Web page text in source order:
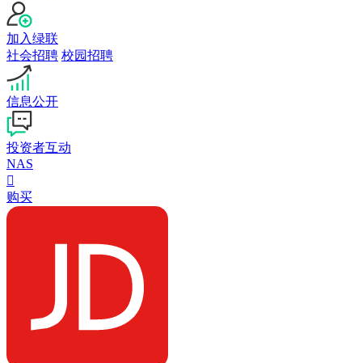
加入绿联
社会招聘 校园招聘
信息公开
投资者互动
NAS

购买